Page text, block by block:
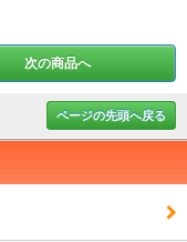
次の商品へ
ページの先頭へ戻る